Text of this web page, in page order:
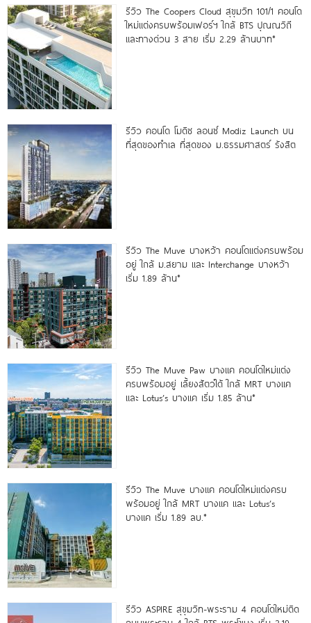
รีวิว The Coopers Cloud สุขุมวิท 101/1 คอนโด
ใหม่แต่งครบพร้อมเฟอร์ฯ ใกล้ BTS ปุณณวิถี
และทางด่วน 3 สาย เริ่ม 2.29 ล้านบาท*
รีวิว คอนโด โมดิซ ลอนซ์ Modiz Launch บน
ที่สุดของทำเล ที่สุดของ ม.ธรรมศาสตร์ รังสิต
รีวิว The Muve บางหว้า คอนโดแต่งครบพร้อม
อยู่ ใกล้ ม.สยาม และ Interchange บางหว้า
เริ่ม 1.89 ล้าน*
รีวิว The Muve Paw บางแค คอนโดใหม่แต่ง
ครบพร้อมอยู่ เลี้ยงสัตว์ได้ ใกล้ MRT บางแค
และ Lotus’s บางแค เริ่ม 1.85 ล้าน*
รีวิว The Muve บางแค คอนโดใหม่แต่งครบ
พร้อมอยู่ ใกล้ MRT บางแค และ Lotus’s
บางแค เริ่ม 1.89 ลบ.*
รีวิว ASPIRE สุขุมวิท-พระราม 4 คอนโดใหม่ติด